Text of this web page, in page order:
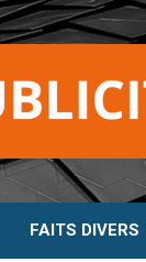
FAITS DIVERS